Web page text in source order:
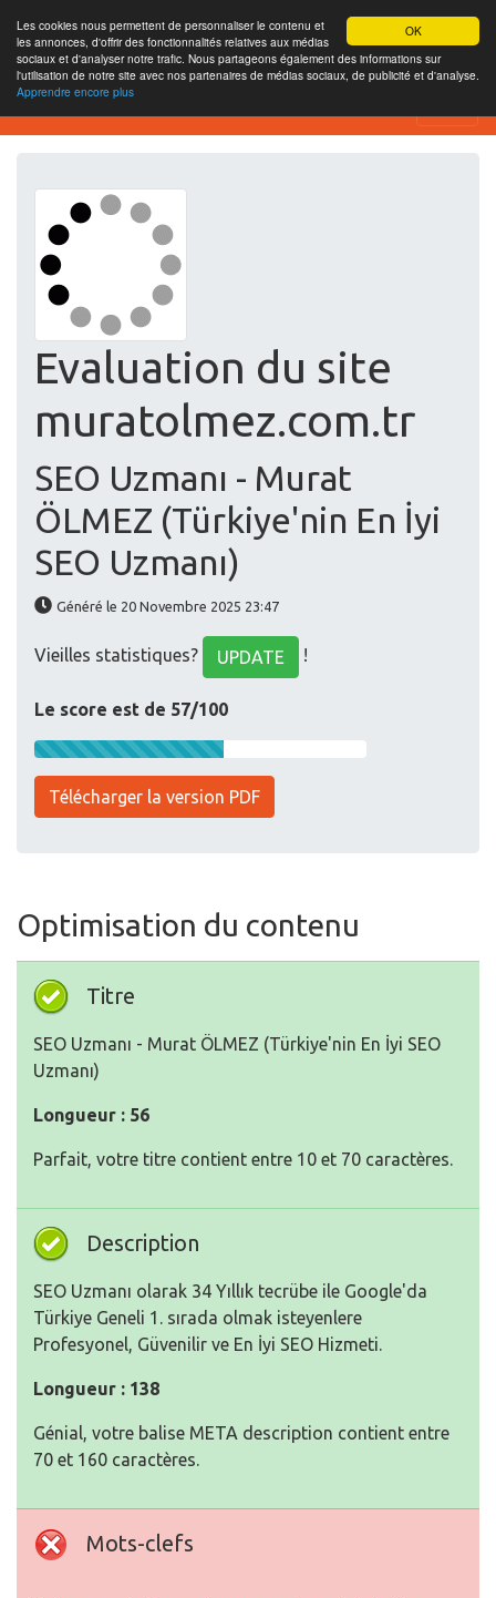
OK
Les cookies nous permettent de personnaliser le contenu et
les annonces, d'offrir des fonctionnalités relatives aux médias
sociaux et d'analyser notre trafic. Nous partageons également des informations sur
l'utilisation de notre site avec nos partenaires de médias sociaux, de publicité et d'analyse.
Apprendre encore plus
Free SEO Testing Tool
Evaluation du site
muratolmez.com.tr
SEO Uzmanı - Murat
ÖLMEZ (Türkiye'nin En İyi
SEO Uzmanı)
Généré le 20 Novembre 2025 23:47
Vieilles statistiques? UPDATE !
Le score est de 57/100
Télécharger la version PDF
Optimisation du contenu
Titre
SEO Uzmanı - Murat ÖLMEZ (Türkiye'nin En İyi SEO
Uzmanı)
Longueur : 56
Parfait, votre titre contient entre 10 et 70 caractères.
Description
SEO Uzmanı olarak 34 Yıllık tecrübe ile Google'da
Türkiye Geneli 1. sırada olmak isteyenlere
Profesyonel, Güvenilir ve En İyi SEO Hizmeti.
Longueur : 138
Génial, votre balise META description contient entre
70 et 160 caractères.
Mots-clefs